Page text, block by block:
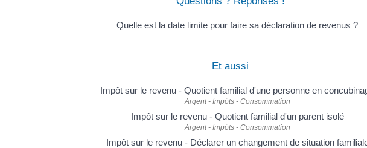
Quelle est la date limite pour faire sa déclaration de revenus ?
Et aussi
Impôt sur le revenu - Quotient familial d'une personne en
Argent - Impôts - Consommation
Impôt sur le revenu - Quotient familial d'un parent isolé
Argent - Impôts - Consommation
Impôt sur le revenu - Déclarer un changement de situation